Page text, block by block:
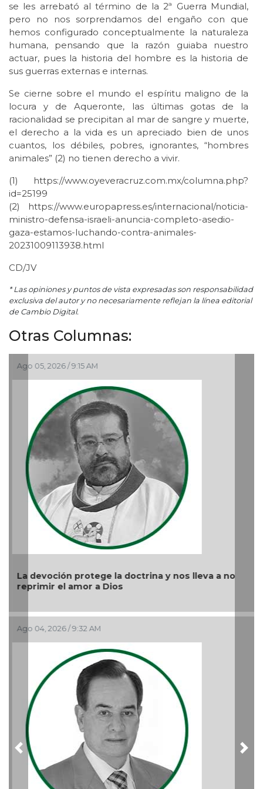
se les arrebató al término de la 2ª Guerra Mundial,
pero no nos sorprendamos del engaño con que
hemos configurado conceptualmente la naturaleza
humana, pensando que la razón guiaba nuestro
actuar, pues la historia del hombre es la historia de
sus guerras externas e internas.
Se cierne sobre el mundo el espíritu maligno de la
locura y de Aqueronte, las últimas gotas de la
racionalidad se precipitan al mar de sangre y muerte,
el derecho a la vida es un apreciado bien de unos
cuantos, los débiles, pobres, ignorantes, “hombres
animales” (2) no tienen derecho a vivir.
(1) https://www.oyeveracruz.com.mx/columna.php?
id=25199
(2) https://www.europapress.es/internacional/noticia-
ministro-defensa-israeli-anuncia-completo-asedio-
gaza-estamos-luchando-contra-animales-
20231009113938.html
CD/JV
* Las opiniones y puntos de vista expresadas son responsabilidad
exclusiva del autor y no necesariamente reflejan la línea editorial
de Cambio Digital.
Otras Columnas:
Ago 05, 2026 / 9:15 AM
La devoción protege la doctrina y nos lleva a no
reprimir el amor a Dios
Ago 04, 2026 / 9:32 AM
Previous